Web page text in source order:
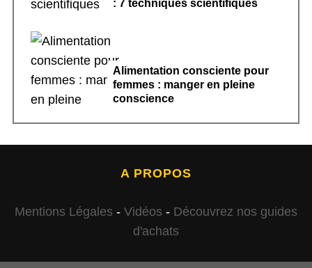
: 7 techniques scientifiques
Alimentation consciente pour
femmes : manger en pleine
conscience
A PROPOS
Mentions Légales - Vidéos - Découvrez nos guides
d'achats